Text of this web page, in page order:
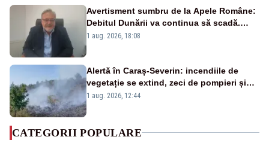
Avertisment sumbru de la Apele Române:
Debitul Dunării va continua să scadă.
Cernavodă s-ar putea închide în 4 zile
1 aug. 2026, 18:08
Alertă în Caraș-Severin: incendiile de
vegetație se extind, zeci de pompieri și
silvicultori se luptă cu flăcările - VIDEO
1 aug. 2026, 12:44
CATEGORII POPULARE